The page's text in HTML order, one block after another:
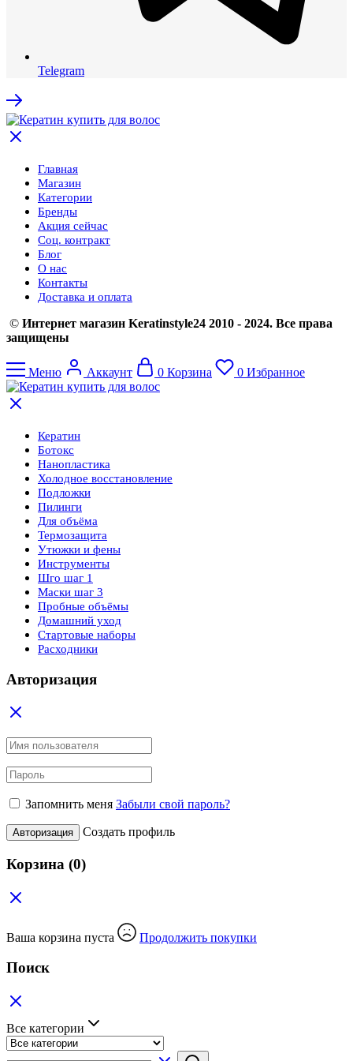
Telegram
Главная
Магазин
Категории
Бренды
Акция сейчас
Соц. контракт
Блог
О нас
Контакты
Доставка и оплата
© Интернет магазин Keratinstyle24 2010 - 2024. Все права
защищены
Меню Аккаунт 0 Корзина 0 Избранное
Кератин
Ботокс
Нанопластика
Холодное восстановление
Подложки
Пилинги
Для объёма
Термозащита
Утюжки и фены
Инструменты
Шго шаг 1
Маски шаг 3
Пробные объёмы
Домашний уход
Стартовые наборы
Расходники
Авторизация
Запомнить меня Забыли свой пароль?
Авторизация Создать профиль
Корзина (0)
Ваша корзина пуста Продолжить покупки
Поиск
Все категории